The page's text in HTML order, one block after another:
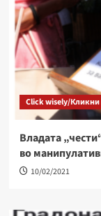
Click wisely/
Владата
во
10/02/2021